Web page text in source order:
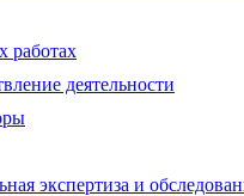
работах
деятельности
экспертиза и